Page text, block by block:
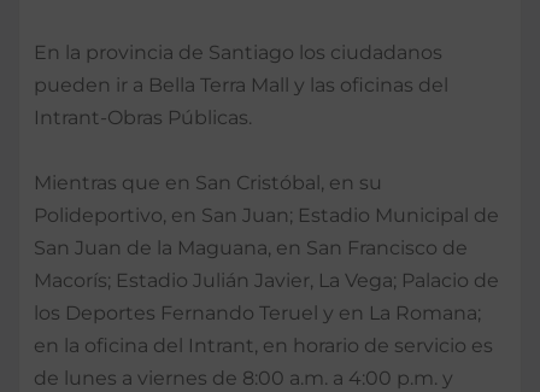
En la provincia de Santiago los ciudadanos
pueden ir a Bella Terra Mall y las oficinas del
Intrant-Obras Públicas.
Mientras que en San Cristóbal, en su
Polideportivo, en San Juan; Estadio Municipal de
San Juan de la Maguana, en San Francisco de
Macorís; Estadio Julián Javier, La Vega; Palacio de
los Deportes Fernando Teruel y en La Romana;
en la oficina del Intrant, en horario de servicio es
de lunes a viernes de 8:00 a.m. a 4:00 p.m. y